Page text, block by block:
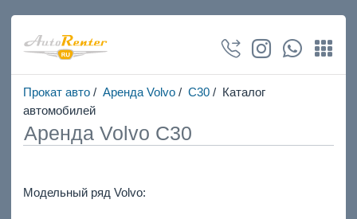
Прокат авто/ Аренда Volvo/ C30/ Каталог
автомобилей
Аренда Volvo C30
Модельный ряд Volvo: